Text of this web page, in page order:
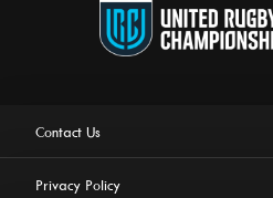
Contact Us
Privacy Policy